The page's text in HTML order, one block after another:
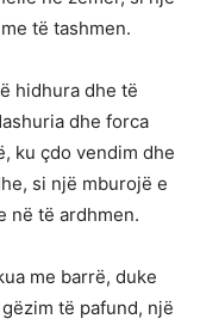
të tashmen.
hidhura dhe të
dhe forca
ku çdo vendim dhe
si një mburojë e
në të ardhmen.
me barrë, duke
të pafund, një